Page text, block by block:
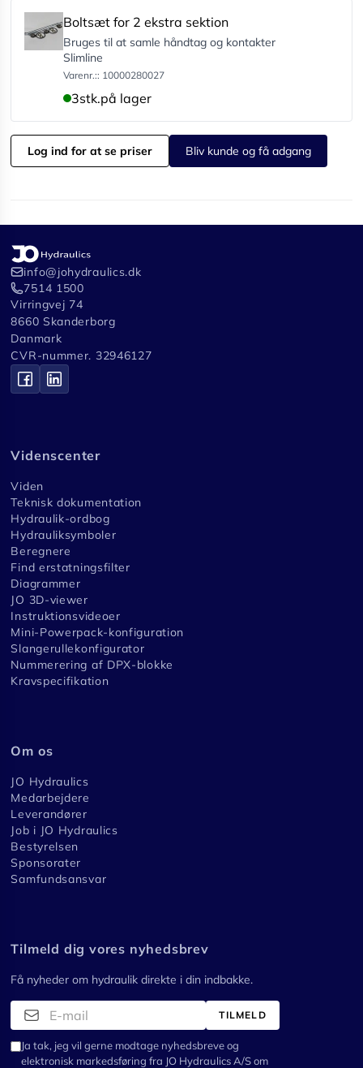
Boltsæt for 2 ekstra sektion
Bruges til at samle håndtag og kontakter
Slimline
Varenr.:: 10000280027
3stk.på lager
Log ind for at se priser Bliv kunde og få adgang
info@johydraulics.dk
7514 1500
Virringvej 74
8660 Skanderborg
Danmark
CVR-nummer. 32946127
Videnscenter
Viden
Teknisk dokumentation
Hydraulik-ordbog
Hydrauliksymboler
Beregnere
Find erstatningsfilter
Diagrammer
JO 3D-viewer
Instruktionsvideoer
Mini-Powerpack-konfiguration
Slangerullekonfigurator
Nummerering af DPX-blokke
Kravspecifikation
Om os
JO Hydraulics
Medarbejdere
Leverandører
Job i JO Hydraulics
Bestyrelsen
Sponsorater
Samfundsansvar
Tilmeld dig vores nyhedsbrev
Få nyheder om hydraulik direkte i din indbakke.
TILMELD
Ja tak, jeg vil gerne modtage nyhedsbreve og
elektronisk markedsføring fra JO Hydraulics A/S om